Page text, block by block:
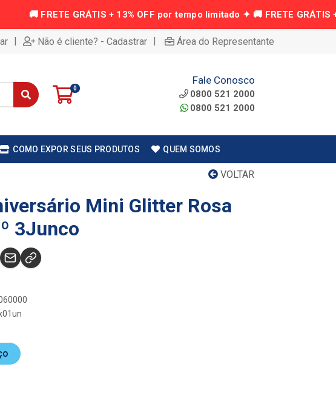
| Não é cliente? - Cadastrar | Área do Representante
0
Fale Conosco
0800 521 2000
0800 521 2000
COMO EXPOR SEUS PRODUTOS QUEM SOMOS
VOLTAR
Mini Glitter Rosa
3Junco